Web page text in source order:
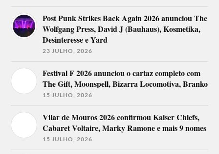
Post Punk Strikes Back Again 2026 anunciou The
Wolfgang Press, David J (Bauhaus), Kosmetika,
Desinteresse e Yard
23 JULHO, 2026
Festival F 2026 anunciou o cartaz completo com
The Gift, Moonspell, Bizarra Locomotiva, Branko
15 JULHO, 2026
Vilar de Mouros 2026 confirmou Kaiser Chiefs,
Cabaret Voltaire, Marky Ramone e mais 9 nomes
15 JULHO, 2026